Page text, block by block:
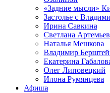
«Задние мысли»
Застолье с
Ирина Савкина
Светлана
Наталья Мешкова
Владимир
Екатерина
Олег Липовецкий
Илона Румянцева
Афиша